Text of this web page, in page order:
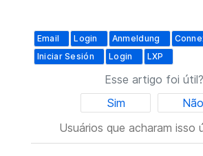
Email Login Anmeldung
Iniciar Sesión
Login LXP
Esse artigo foi útil?
Sim
Não
Usuários que acharam isso